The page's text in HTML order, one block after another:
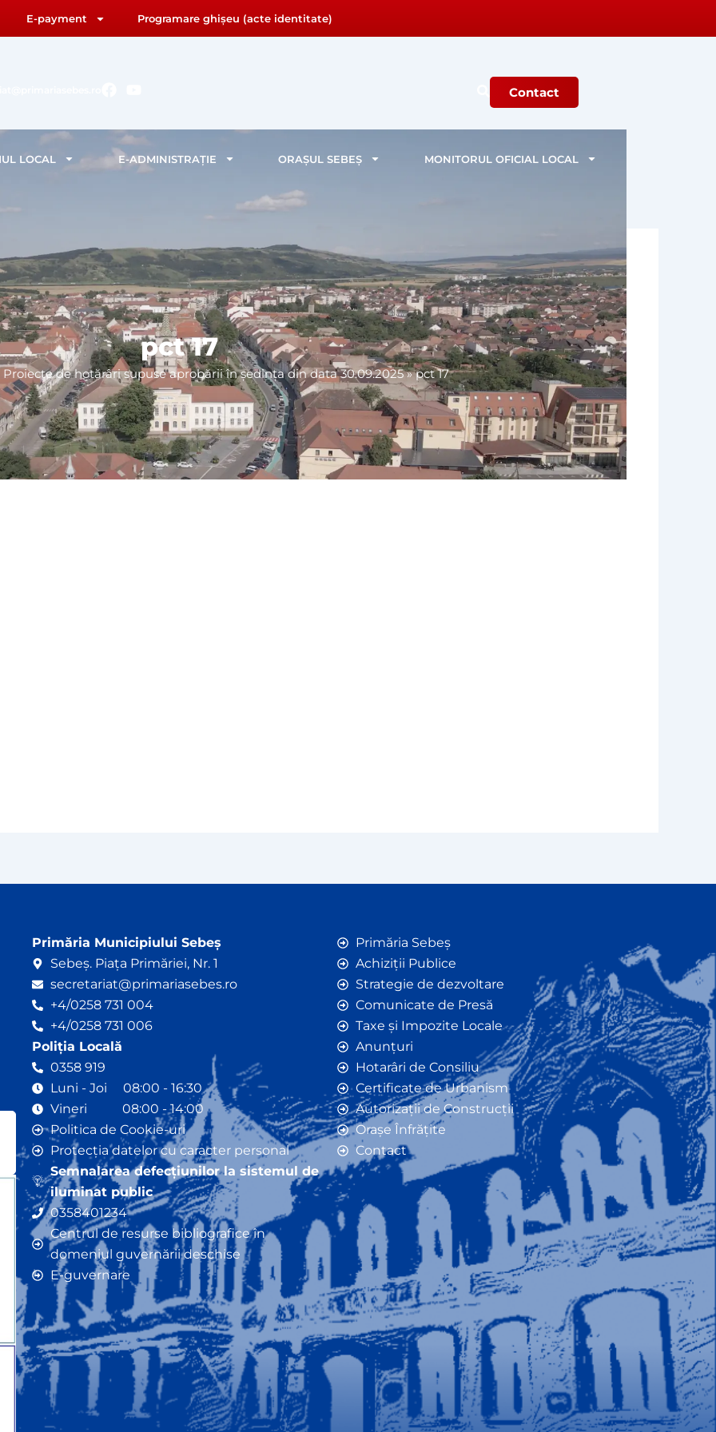
E-payment Programare ghișeu (acte identitate)
e
b
o
t
b
Contact
LOCAL E-ADMINISTRAȚIE ORAȘUL SEBEȘ MONITORUL OFICIAL LOCAL
pct 17
Proiecte de hotărâri supuse aprobării în ședința din data 30.09.2025»pct 17
Primăria Municipiului Sebeș
Sebeș. Piața Primăriei, Nr. 1
secretariat@primariasebes.ro
+4/0258 731 004
+4/0258 731 006
Poliția Locală
0358 919
Luni - Joi 08:00 - 16:30
Vineri 08:00 - 14:00
Politica de Cookie-uri
Protecția datelor cu caracter personal
Semnalarea defecțiunilor la sistemul de
iluminat public
0358401234
Centrul de resurse bibliografice în
domeniul guvernării deschise
E-guvernare
Primăria Sebeș
Achiziții Publice
Strategie de dezvoltare
Comunicate de Presă
Taxe și Impozite Locale
Anunțuri
Hotarâri de Consiliu
Certificate de Urbanism
Autorizații de Construcții
Orașe Înfrățite
Contact